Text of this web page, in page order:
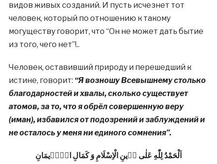
видов живых созданий. И пусть исчезнет тот
человек, который по отношению к такому
могуществу говорит, что “Он не может дать бытие
из того, чего нет”!..
Человек, оставивший природу и перешедший к
истине, говорит: “Я возношу Всевышнему столько
благодарностей и хвалы, сколько существует
атомов, за то, что я обрёл совершенную веру
(иман), избавился от подозрений и заблуждений и
не осталось у меня ни единого сомнения”.
اَلْحَمْدُ لِلّٰهِ عَلٰى دٖينِ الْاِسْلَامِ وَ كَمَالِ الْاٖيمَانِ